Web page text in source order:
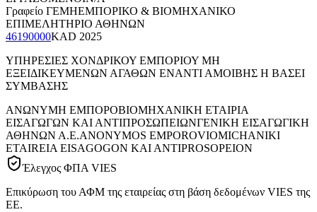
Γραφείο ΓΕΜΗΕΜΠΟΡΙΚΟ & ΒΙΟΜΗΧΑΝΙΚΟ
ΕΠΙΜΕΛΗΤΗΡΙΟ ΑΘΗΝΩΝ
46190000KAD 2025
ΥΠΗΡΕΣΙΕΣ ΧΟΝΔΡΙΚΟΥ ΕΜΠΟΡΙΟΥ ΜΗ
ΕΞΕΙΔΙΚΕΥΜΕΝΩΝ ΑΓΑΘΩΝ ΕΝΑΝΤΙ ΑΜΟΙΒΗΣ Η ΒΑΣΕΙ
ΣΥΜΒΑΣΗΣ
ΑΝΩΝΥΜΗ ΕΜΠΟΡΟΒΙΟΜΗΧΑΝΙΚΗ ΕΤΑΙΡΙΑ
ΕΙΣΑΓΩΓΩΝ ΚΑΙ ΑΝΤΙΠΡΟΣΩΠΕΙΩΝΓΕΝΙΚΗ ΕΙΣΑΓΩΓΙΚΗ
ΑΘΗΝΩΝ Α.Ε.ANONYMOS EMPOROVIOMICHANIKI
ETAIREIA EISAGOGON KAI ANTIPROSOPEION
Έλεγχος ΦΠΑ VIES
Επικύρωση του ΑΦΜ της εταιρείας στη βάση δεδομένων VIES της
ΕΕ.